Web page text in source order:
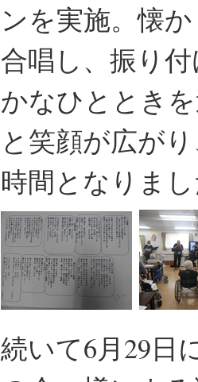
ンを実施。懐
合唱し、振り
かなひととき
と笑顔が広が
時間となりま
続いて6月29日